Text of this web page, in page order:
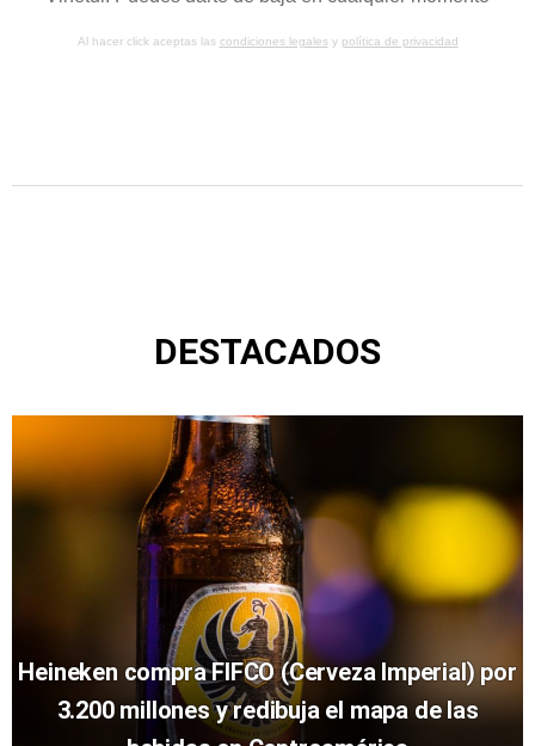
Al hacer click aceptas las condiciones legalesy política de privacidad
DESTACADOS
Heineken compra FIFCO (Cerveza Imperial) por
3.200 millones y redibuja el mapa de las